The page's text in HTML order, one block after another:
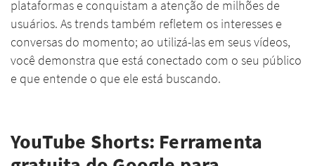
plataformas e conquistam a atenção de milhões de
usuários. As trends também refletem os interesses e
conversas do momento; ao utilizá-las em seus vídeos,
você demonstra que está conectado com o seu público
e que entende o que ele está buscando.
YouTube Shorts: Ferramenta